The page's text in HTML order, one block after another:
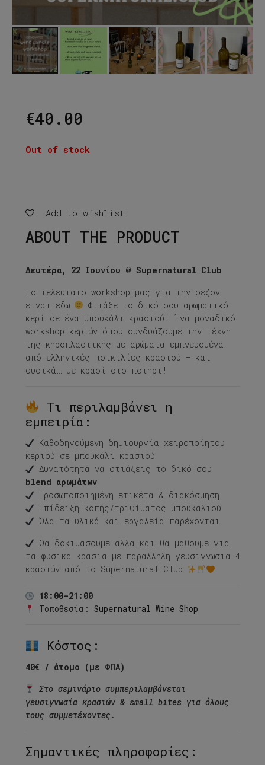
€40.00
Out of stock
Add to wishlist
ABOUT THE PRODUCT
Δευτέρα, 22 Ιουνίου @ Supernatural Club
Το τελευταιο workshop μας για την σεζον
ειναι εδω
Φτιάξε το δικό σου αρωματικό
κερί σε ένα μπουκάλι κρασιού! Ένα μοναδικό
workshop κεριών όπου συνδυάζουμε την τέχνη
της κηροπλαστικής με αρώματα εμπνευσμένα
από ελληνικές ποικιλίες κρασιού — και
φυσικά… με κρασί στο ποτήρι!
Τι περιλαμβάνει η
εμπειρία:
Καθοδηγούμενη δημιουργία χειροποίητου
κεριού σε μπουκάλι κρασιού
Δυνατότητα να φτιάξεις το δικό σου
blend αρωμάτων
Προσωποποιημένη ετικέτα & διακόσμηση
Επίδειξη κοπής/τριψίματος μπουκαλιού
Όλα τα υλικά και εργαλεία παρέχονται
Θα δοκιμασουμε αλλα και θα μαθουμε για
τα φυσικα κρασια με παραλληλη γευσιγνωσια 4
κρασιών από το Supernatural Club
18:00-21:00
Τοποθεσία:Supernatural Wine Shop
Κόστος:
40€ / άτομο (με ΦΠΑ)
Στο σεμινάριο συμπεριλαμβάνεται
γευσιγνωσία κρασιών & small bites για όλους
τους συμμετέχοντες.
Σημαντικές πληροφορίες: